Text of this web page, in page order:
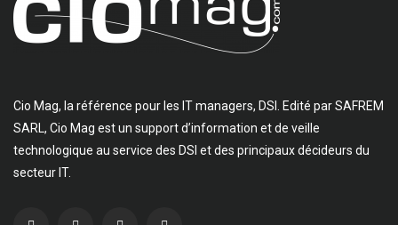
Cio Mag, la référence pour les IT managers, DSI. Edité par SAFREM
SARL, Cio Mag est un support d’information et de veille
technologique au service des DSI et des principaux décideurs du
secteur IT.